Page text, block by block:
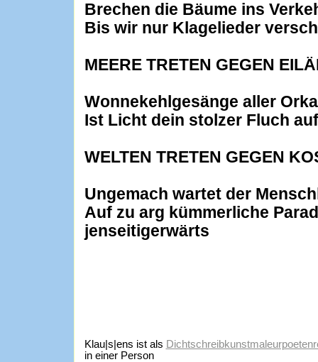
Brechen die Bäume ins
Bis wir nur Klagelieder
MEERE TRETEN GEGEN
Wonnekehlgesänge aller
Ist Licht dein stolzer Fluch
WELTEN TRETEN GEGEN
Ungemach wartet der
Auf zu arg kümmerliche
jenseitigerwärts
Klau|s|ens ist als
in einer Person